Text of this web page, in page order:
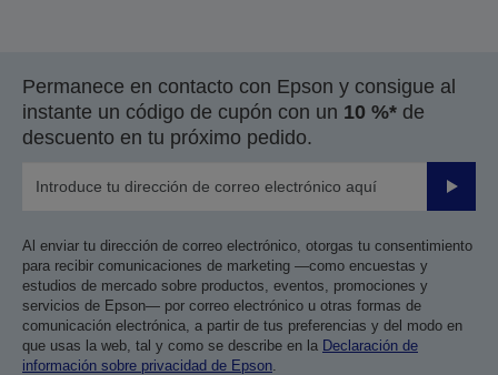
Permanece en contacto con Epson y consigue al
instante un código de cupón con un 10 %* de
descuento en tu próximo pedido.
Enviar
Al enviar tu dirección de correo electrónico, otorgas tu consentimiento
para recibir comunicaciones de marketing —como encuestas y
estudios de mercado sobre productos, eventos, promociones y
servicios de Epson— por correo electrónico u otras formas de
comunicación electrónica, a partir de tus preferencias y del modo en
que usas la web, tal y como se describe en la Declaración de
información sobre privacidad de Epson